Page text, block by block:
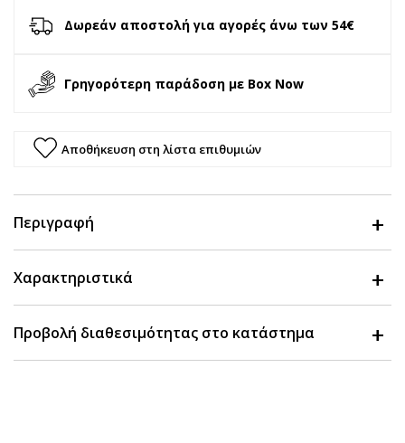
Δωρεάν αποστολή για αγορές άνω των 54€
Γρηγορότερη παράδοση με Box Now
Αποθήκευση στη λίστα επιθυμιών
Περιγραφή
Χαρακτηριστικά
Προβολή διαθεσιμότητας στο κατάστημα